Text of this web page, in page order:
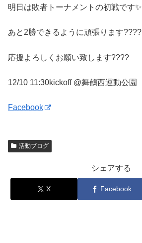
明日は敗者トーナメントの初戦です✨
あと2勝できるように頑張ります????
応援よろしくお願い致します????
12/10 11:30kickoff @舞鶴西運動公園
Facebook
活動ブログ
シェアする
X Facebook